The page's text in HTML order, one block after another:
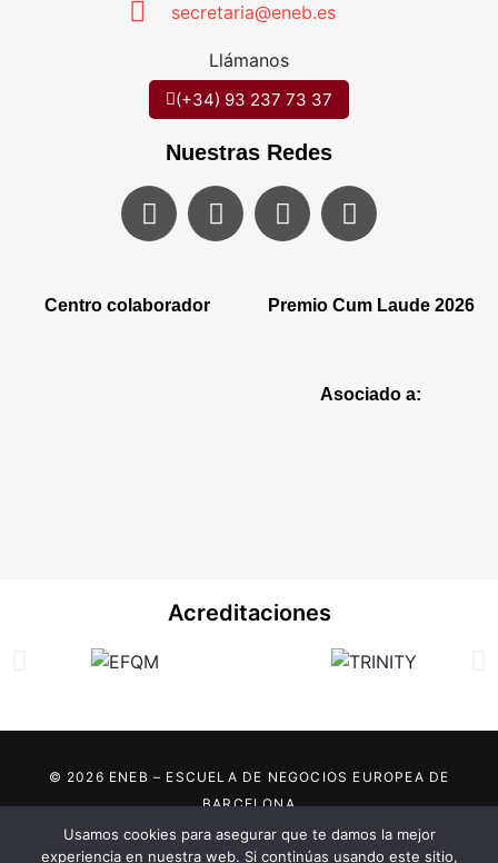
secretaria@eneb.es
Llámanos
(+34) 93 237 73 37
Nuestras Redes
Centro colaborador Premio Cum Laude 2026
Asociado a:
Acreditaciones
© 2026 ENEB – ESCUELA DE NEGOCIOS EUROPEA DE
BARCELONA
Marca registrada por:
Usamos cookies para asegurar que te damos la mejor
experiencia en nuestra web. Si continúas usando este sitio,